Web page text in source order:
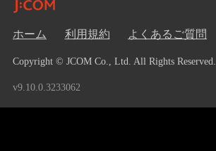
ホーム 利用規約 よくあるご質問
Copyright © JCOM Co., Ltd. All Rights Reserved.
v9.10.0.3233062